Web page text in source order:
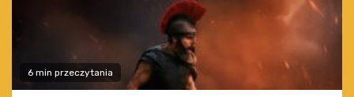
6 min przeczytania